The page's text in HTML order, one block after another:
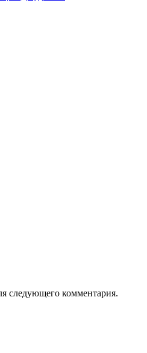
следующего комментария.